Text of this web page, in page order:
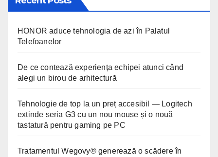
HONOR aduce tehnologia de azi în Palatul
Telefoanelor
De ce contează experiența echipei atunci când
alegi un birou de arhitectură
Tehnologie de top la un preț accesibil — Logitech
extinde seria G3 cu un nou mouse și o nouă
tastatură pentru gaming pe PC
Tratamentul Wegovy® generează o scădere în